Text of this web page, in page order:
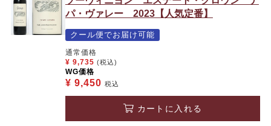
パ・ヴァレー 2023【人気定番】
クール便でお届け可能
通常価格
¥ 9,735 (税込)
WG価格
¥ 9,450 税込
カートに入れる